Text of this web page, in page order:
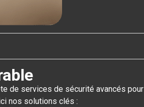
de services de sécurité avancés pour
nos solutions clés :